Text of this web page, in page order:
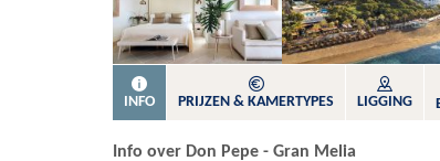
INFO PRIJZEN & KAMERTYPES LIGGING
Info over Don Pepe - Gran Melia